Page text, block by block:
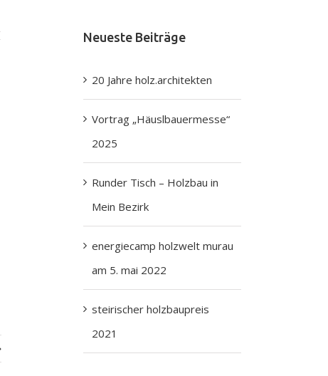
Neueste Beiträge
20 Jahre holz.architekten
Vortrag „Häuslbauermesse“
2025
Runder Tisch – Holzbau in
Mein Bezirk
energiecamp holzwelt murau
am 5. mai 2022
steirischer holzbaupreis
2021